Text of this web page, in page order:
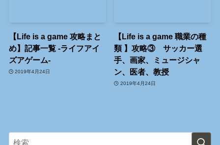
【Life is a game 攻略まと
め】記事一覧 -ライフアイ
ズアゲーム-
2019年4月24日
【Life is a game 職業の種
類 】攻略③ サッカー選
手、画家、ミュージシャ
ン、医者、教授
2019年4月24日